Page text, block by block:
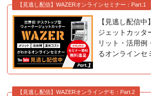
【見逃し配信】WAZERオンラインセミナー：Part.1
【見逃し配信
ジェットカッタ
リット・活用例
るオンラインセ
【見逃し配信】WAZERオンラインデモ：Part.2